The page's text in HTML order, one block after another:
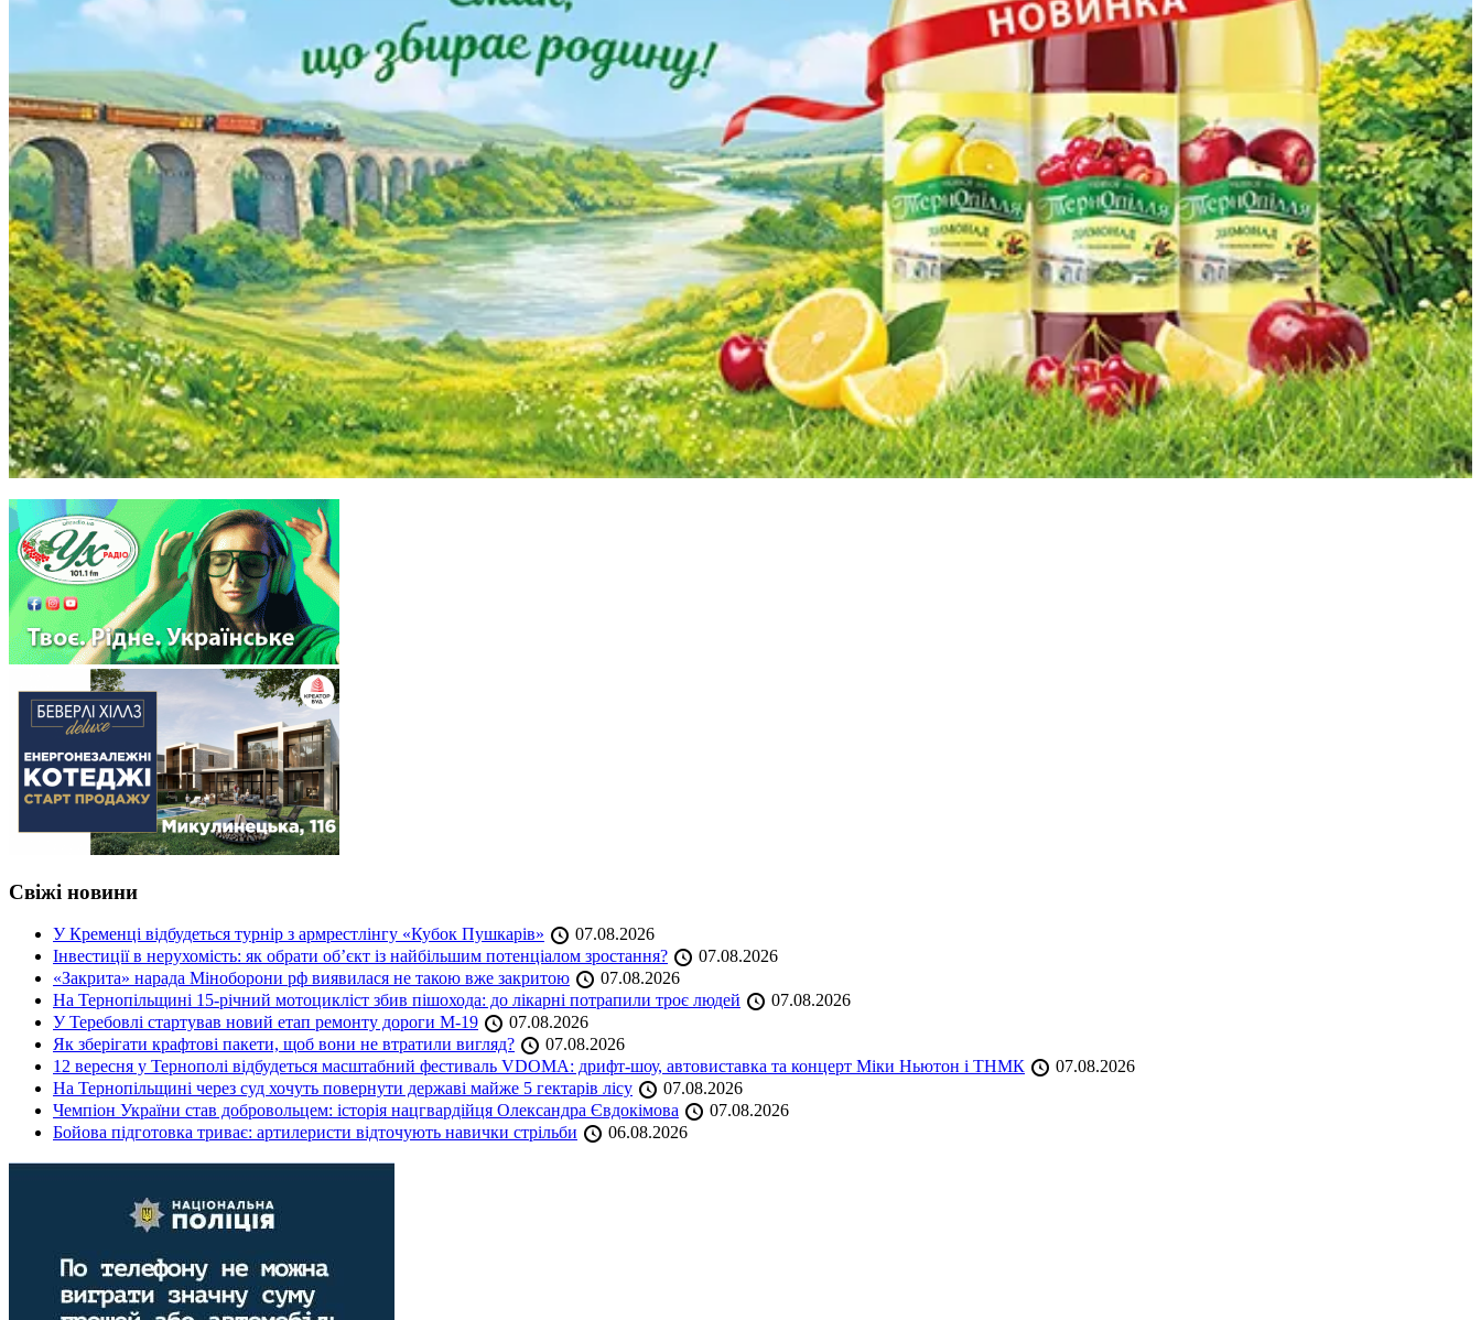
Свіжі новини
У Кременці відбудеться турнір з армрестлінгу «Кубок Пушкарів»
07.08.2026
Інвестиції в нерухомість: як обрати об’єкт із найбільшим потенціалом зростання?
07.08.2026
«Закрита» нарада Міноборони рф виявилася не такою вже закритою
07.08.2026
На Тернопільщині 15-річний мотоцикліст збив пішохода: до лікарні потрапили троє людей
07.08.2026
У Теребовлі стартував новий етап ремонту дороги М-19
07.08.2026
Як зберігати крафтові пакети, щоб вони не втратили вигляд?
07.08.2026
12 вересня у Тернополі відбудеться масштабний фестиваль VDOMA: дрифт-шоу, автовиставка та концерт Міки Ньютон і ТНМК
07.08.2026
На Тернопільщині через суд хочуть повернути державі майже 5 гектарів лісу
07.08.2026
Чемпіон України став добровольцем: історія нацгвардійця Олександра Євдокімова
07.08.2026
Бойова підготовка триває: артилеристи відточують навички стрільби
06.08.2026